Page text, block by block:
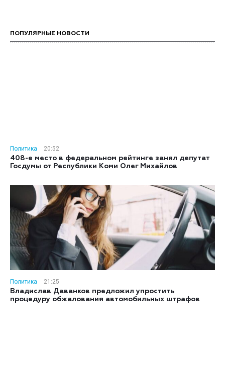
ПОПУЛЯРНЫЕ НОВОСТИ
Политика
20:52
408-е место в федеральном рейтинге занял депутат
Госдумы от Республики Коми Олег Михайлов
Политика
21:25
Владислав Даванков предложил упростить
процедуру обжалования автомобильных штрафов